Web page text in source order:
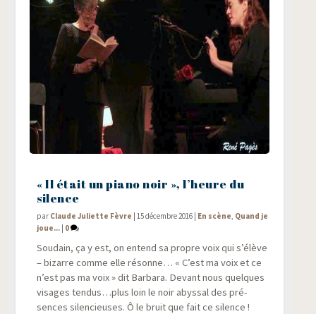
« Il était un piano noir », l’heure du
silence
par Claude Juliette Fèvre | 15 décembre 2016 | En scène Quand je
joue... | 0
Sou­dain, ça y est, on entend sa propre voix qui s’élève
– bizarre comme elle résonne… « C’est ma voix et ce
n’est pas ma voix » dit Bar­ba­ra. Devant nous quelques
visages tendus…plus loin le noir abys­sal des pré­
sences silen­cieuses. Ô le bruit que fait ce silence !